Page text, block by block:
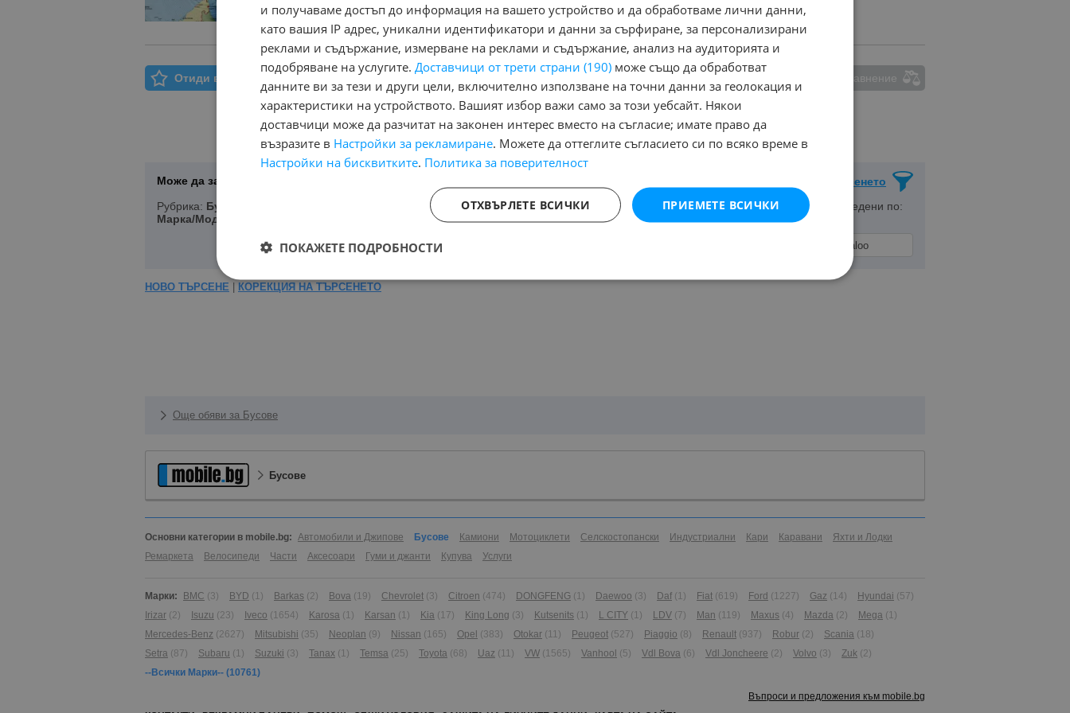
Отиди в Моят Бележник Няма маркирани обяви за печатане Няма маркирани обяви за сравнение
Назад 1 Напред
Може да запазите Вашето търсене на:
Запази Търсенето
Рубрика: Бусове Нов, Употребяван, Повреден/ударен, Намира се в обл. София, Населено мястос. Мрамор
, Подредени по:
Марка/Модел/Цена
НОВО ТЪРСЕНЕ КОРЕКЦИЯ НА ТЪРСЕНЕТО
Още обяви за Бусове
Бусове
Основни категории в mobile.bg: Автомобили и Джипове Бусове Камиони Мотоциклети Селскостопански Индустриални Кари Каравани
Яхти и Лодки
Ремаркета
Велосипеди Части Аксесоари Гуми и джанти Купува Услуги
Марки: BMC (3) BYD (1) Barkas (2) Bova (19) Chevrolet (3) Citroen (474) DONGFENG (1) Daewoo (3) Daf (1) Fiat (619) Ford (1227) Gaz (14) Hyundai (57)
Irizar (2) Isuzu (23) Iveco (1654) Karosa (1) Karsan (1) Kia (17) King Long (3) Kutsenits (1) L CITY (1) LDV (7) Man (119) Maxus (4) Mazda (2) Mega (1)
Mercedes-Benz (2627) Mitsubishi (35) Neoplan (9) Nissan (165) Opel (383) Otokar (11) Peugeot (527) Piaggio (8) Renault (937) Robur (2) Scania (18)
Setra (87) Subaru (1) Suzuki (3) Tanax (1) Temsa (25) Toyota (68) Uaz (11) VW (1565) Vanhool (5) Vdl Bova (6) Vdl Joncheere (2) Volvo (3) Zuk (2)
--Всички Марки-- (10761)
Въпроси и предложения към mobile.bg
и получаваме достъп до информация на вашето устройство и да обработваме лични данни,
като вашия IP адрес, уникални идентификатори и данни за сърфиране, за персонализирани
реклами и съдържание, измерване на реклами и съдържание, анализ на аудиторията и
подобряване на услугите. Доставчици от трети страни (190) може също да обработват
данните ви за тези и други цели, включително използване на точни данни за геолокация и
характеристики на устройството. Вашият избор важи само за този уебсайт. Някои
доставчици може да разчитат на законен интерес вместо на съгласие; имате право да
възразите в Настройки за рекламиране. Можете да оттеглите съгласието си по всяко време в
Настройки на бисквитките. Политика за поверителност
ПРИЕМЕТЕ ВСИЧКИ
ОТХВЪРЛЕТЕ ВСИЧКИ
ПОКАЖЕТЕ ПОДРОБНОСТИ